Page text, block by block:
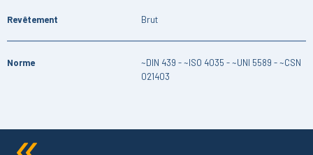
Revêtement Brut
Norme
~DIN 439 - ~ISO 4035 - ~UNI 5589 - ~CSN
021403